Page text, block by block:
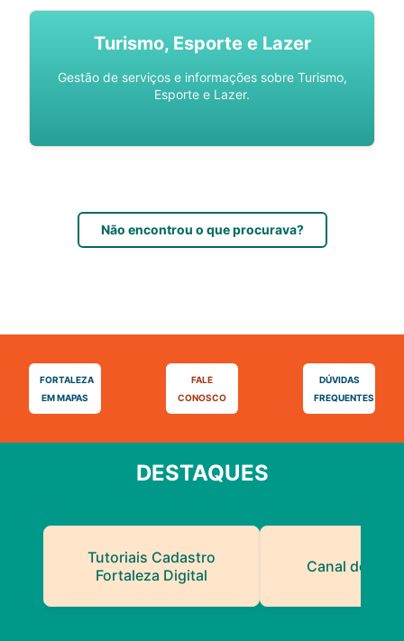
Turismo, Esporte e Lazer
Gestão de serviços e informações sobre Turismo,
Esporte e Lazer.
Não encontrou o que procurava?
FORTALEZA
EM MAPAS
FALE
CONOSCO
DÚVIDAS
FREQUENTES
DESTAQUES
Tutoriais Cadastro
Fortaleza Digital
Canal do